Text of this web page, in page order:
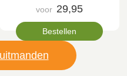
voor 29,95
Bestellen